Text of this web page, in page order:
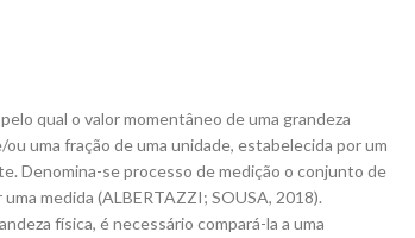
qual o valor momentâneo de uma grandeza
uma fração de uma unidade, estabelecida por um
Denomina-se processo de medição o conjunto de
medida (ALBERTAZZI; SOUSA, 2018).
física, é necessário compará-la a uma